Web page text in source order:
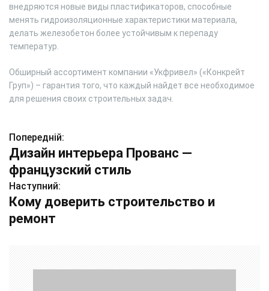
внедряются новые виды пластификаторов, способные
менять гидроизоляционные характеристики материала,
делать железобетон более устойчивым к перепаду
температур.
Обширный ассортимент компании «Укфривел» («Конкрейт
Груп») – гарантия того, что каждый найдет все необходимое
для решения своих строительных задач.
Н
а
в
і
Попередній:
Дизайн интерьера Прованс —
французский стиль
Наступний:
Кому доверить строительство и
ремонт